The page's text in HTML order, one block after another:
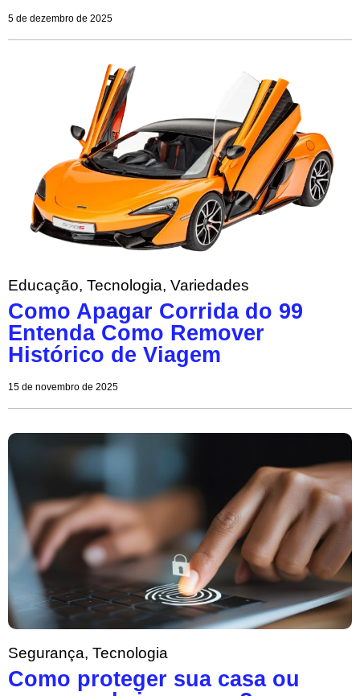
5 de dezembro de 2025
Educação, Tecnologia, Variedades
Como Apagar Corrida do 99
Entenda Como Remover
Histórico de Viagem
15 de novembro de 2025
Segurança, Tecnologia
Como proteger sua casa ou